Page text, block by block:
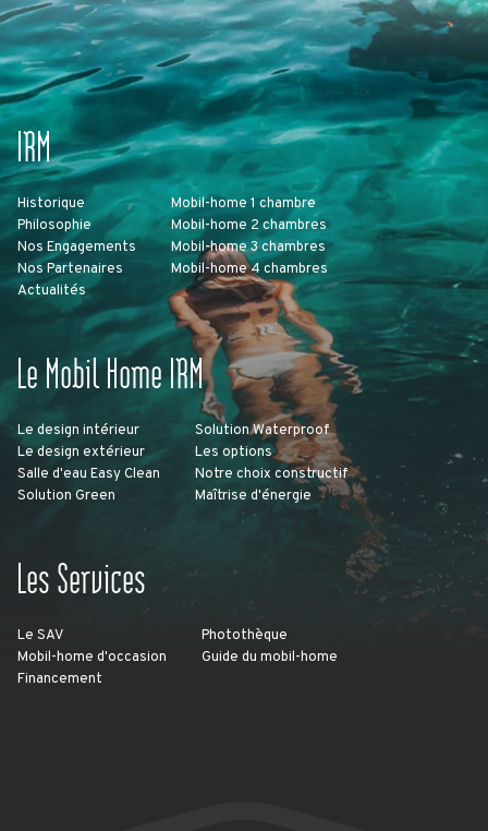
IRM
Historique
Philosophie
Nos Engagements
Nos Partenaires
Actualités
Mobil-home 1 chambre
Mobil-home 2 chambres
Mobil-home 3 chambres
Mobil-home 4 chambres
Le Mobil Home IRM
Le design intérieur
Le design extérieur
Salle d'eau Easy Clean
Solution Green
Solution Waterproof
Les options
Notre choix constructif
Maîtrise d'énergie
Les Services
Le SAV
Mobil-home d'occasion
Financement
Photothèque
Guide du mobil-home